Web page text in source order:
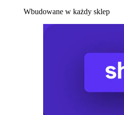
Wbudowane w każdy sklep